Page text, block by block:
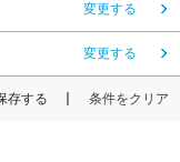
変更する
変更する
存する 条件をクリア